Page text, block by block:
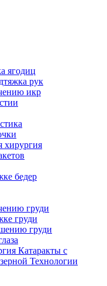
ягодиц
рук
икр
хирургия
бедер
груди
груди
груди
Катаракты с
Технологии